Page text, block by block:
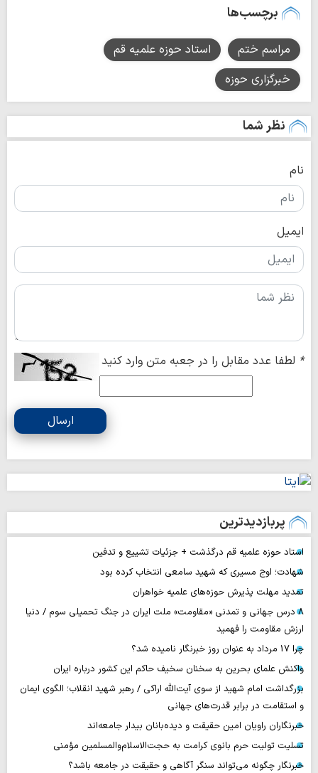
برچسب‌ها
مراسم ختم
استاد حوزه علمیه قم
خبرگزاری حوزه
نظر شما
نام
ایمیل
* لطفا عدد مقابل را در جعبه متن وارد کنید
ارسال
پربازدیدترین
استاد حوزه علمیه قم درگذشت + جزئیات تشییع و تدفین
شهادت؛ اوج مسیری که شهید سامعی انتخاب کرده بود
تمدید مهلت پذیرش حوزه‌های علمیه خواهران
۸ درس جهانی و تمدنی «مقاومت» ملت ایران در جنگ تحمیلی سوم / دنیا
ارزش مقاومت را فهمید
چرا 17 مرداد به عنوان روز خبرنگار نامیده شد؟
واکنش علمای بحرین به سخنان سخیف حاکم این کشور درباره ایران
بزرگداشت امام شهید از سوی آیت‌الله اراکی / رهبر شهید انقلاب؛ الگوی ایمان
و استقامت در برابر قدرت‌های جهانی
خبرنگاران راویان امین حقیقت و دیده‌بانان بیدار جامعه‌اند
تسلیت تولیت حرم بانوی کرامت به حجت‌الاسلام‌والمسلمین مؤمنی
خبرنگار چگونه می‌تواند سنگر آگاهی و حقیقت در جامعه باشد؟